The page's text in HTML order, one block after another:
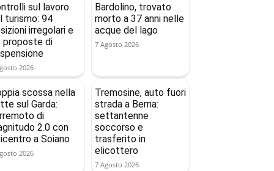
sul lavoro
turismo: 94
irregolari e
proposte di
2026
Bardolino, trovato
morto a 37 anni nelle
acque del lago
7 Agosto 2026
scossa nella
sul Garda:
di
2.0 con
a Soiano
2026
Tremosine, auto fuori
strada a Berna:
settantenne
soccorso e
trasferito in
elicottero
7 Agosto 2026